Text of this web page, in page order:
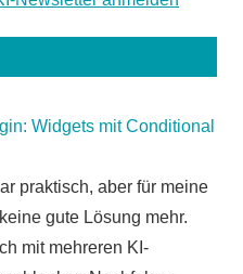
Widgets mit Conditional
praktisch, aber für meine
gute Lösung mehr.
mit mehreren KI-